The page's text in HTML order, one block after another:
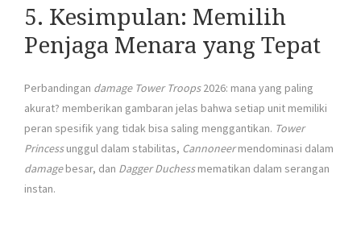
5. Kesimpulan: Memilih
Penjaga Menara yang Tepat
Perbandingan damage Tower Troops2026: mana yang paling
akurat? memberikan gambaran jelas bahwa setiap unit memiliki
peran spesifik yang tidak bisa saling menggantikan. Tower
Princessunggul dalam stabilitas, Cannoneermendominasi dalam
damagebesar, dan Dagger Duchessmematikan dalam serangan
instan.